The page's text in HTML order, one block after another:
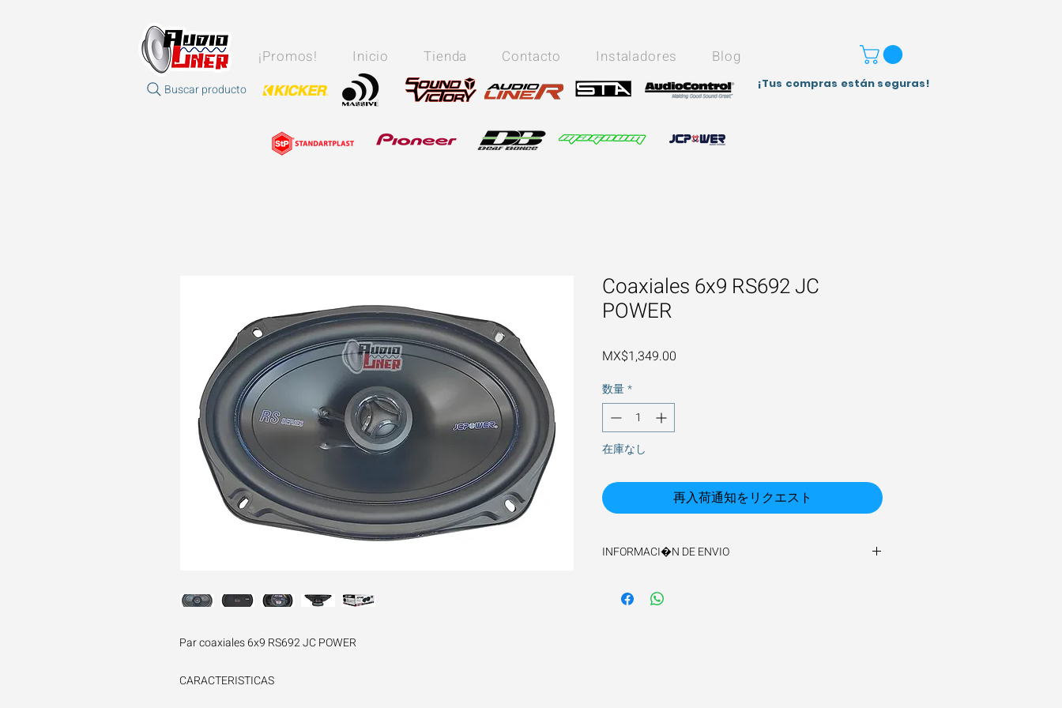
¡Promos! Inicio Tienda Contacto Instaladores Blog
Buscar producto ¡Tus compras están seguras!
Par coaxiales 6x9 RS692 JC POWER
CARACTERISTICAS
Coaxiales 6x9 RS692 JC
POWER
MX$1,349.00
数量*
在庫なし
再入荷通知をリクエスト
INFORMACI�N DE ENVIO